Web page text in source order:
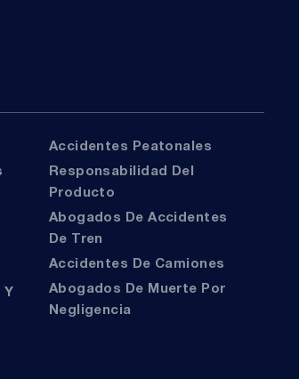
Accidentes Peatonales
Responsabilidad Del
Producto
Abogados De Accidentes
De Tren
Accidentes De Camiones
Abogados De Muerte Por
Negligencia